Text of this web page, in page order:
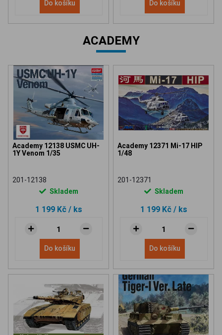
Do košíku Do košíku
ACADEMY
Academy 12138 USMC UH-
1Y Venom 1/35
201-12138
Skladem
1 199 Kč / ks
Do košíku
Academy 12371 Mi-17 HIP
1/48
201-12371
Skladem
1 199 Kč / ks
Do košíku